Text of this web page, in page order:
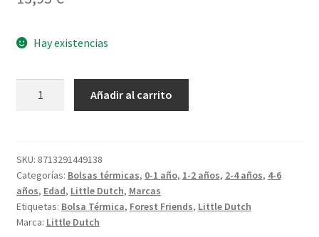
Hay existencias
Friends
cantidad
Añadir al carrito
SKU: 8713291449138
Categorías: Bolsas térmicas, 0-1 año, 1-2 años, 2-4 años, 4-6
años, Edad, Little Dutch, Marcas
Etiquetas: Bolsa Térmica, Forest Friends, Little Dutch
Marca: Little Dutch